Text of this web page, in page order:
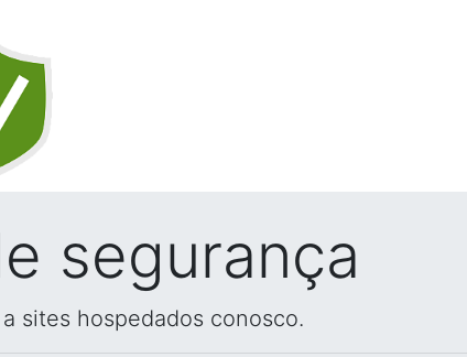
segurança
sites hospedados conosco.